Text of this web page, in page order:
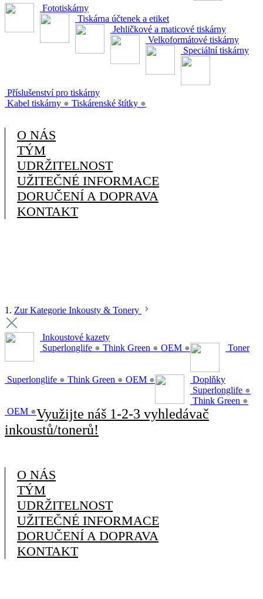
Fototiskárny
Tiskárna účtenek a etiket
Jehličkové a maticové tiskárny
Velkoformátové tiskárny
Speciální tiskárny
Příslušenství pro tiskárny
Kabel tiskárny ● Tiskárenské štítky ●
O NÁS
TÝM
UDRŽITELNOST
UŽITEČNÉ INFORMACE
DORUČENÍ A DOPRAVA
KONTAKT
1. Zur Kategorie Inkousty & Tonery
Inkoustové kazety
Superlonglife ● Think Green ● OEM ● Toner
Superlonglife ● Think Green ● OEM ●
Doplňky
Superlonglife ●
Think Green ●
OEM ●Využijte náš 1-2-3 vyhledávač
inkoustů/tonerů!
O NÁS
TÝM
UDRŽITELNOST
UŽITEČNÉ INFORMACE
DORUČENÍ A DOPRAVA
KONTAKT